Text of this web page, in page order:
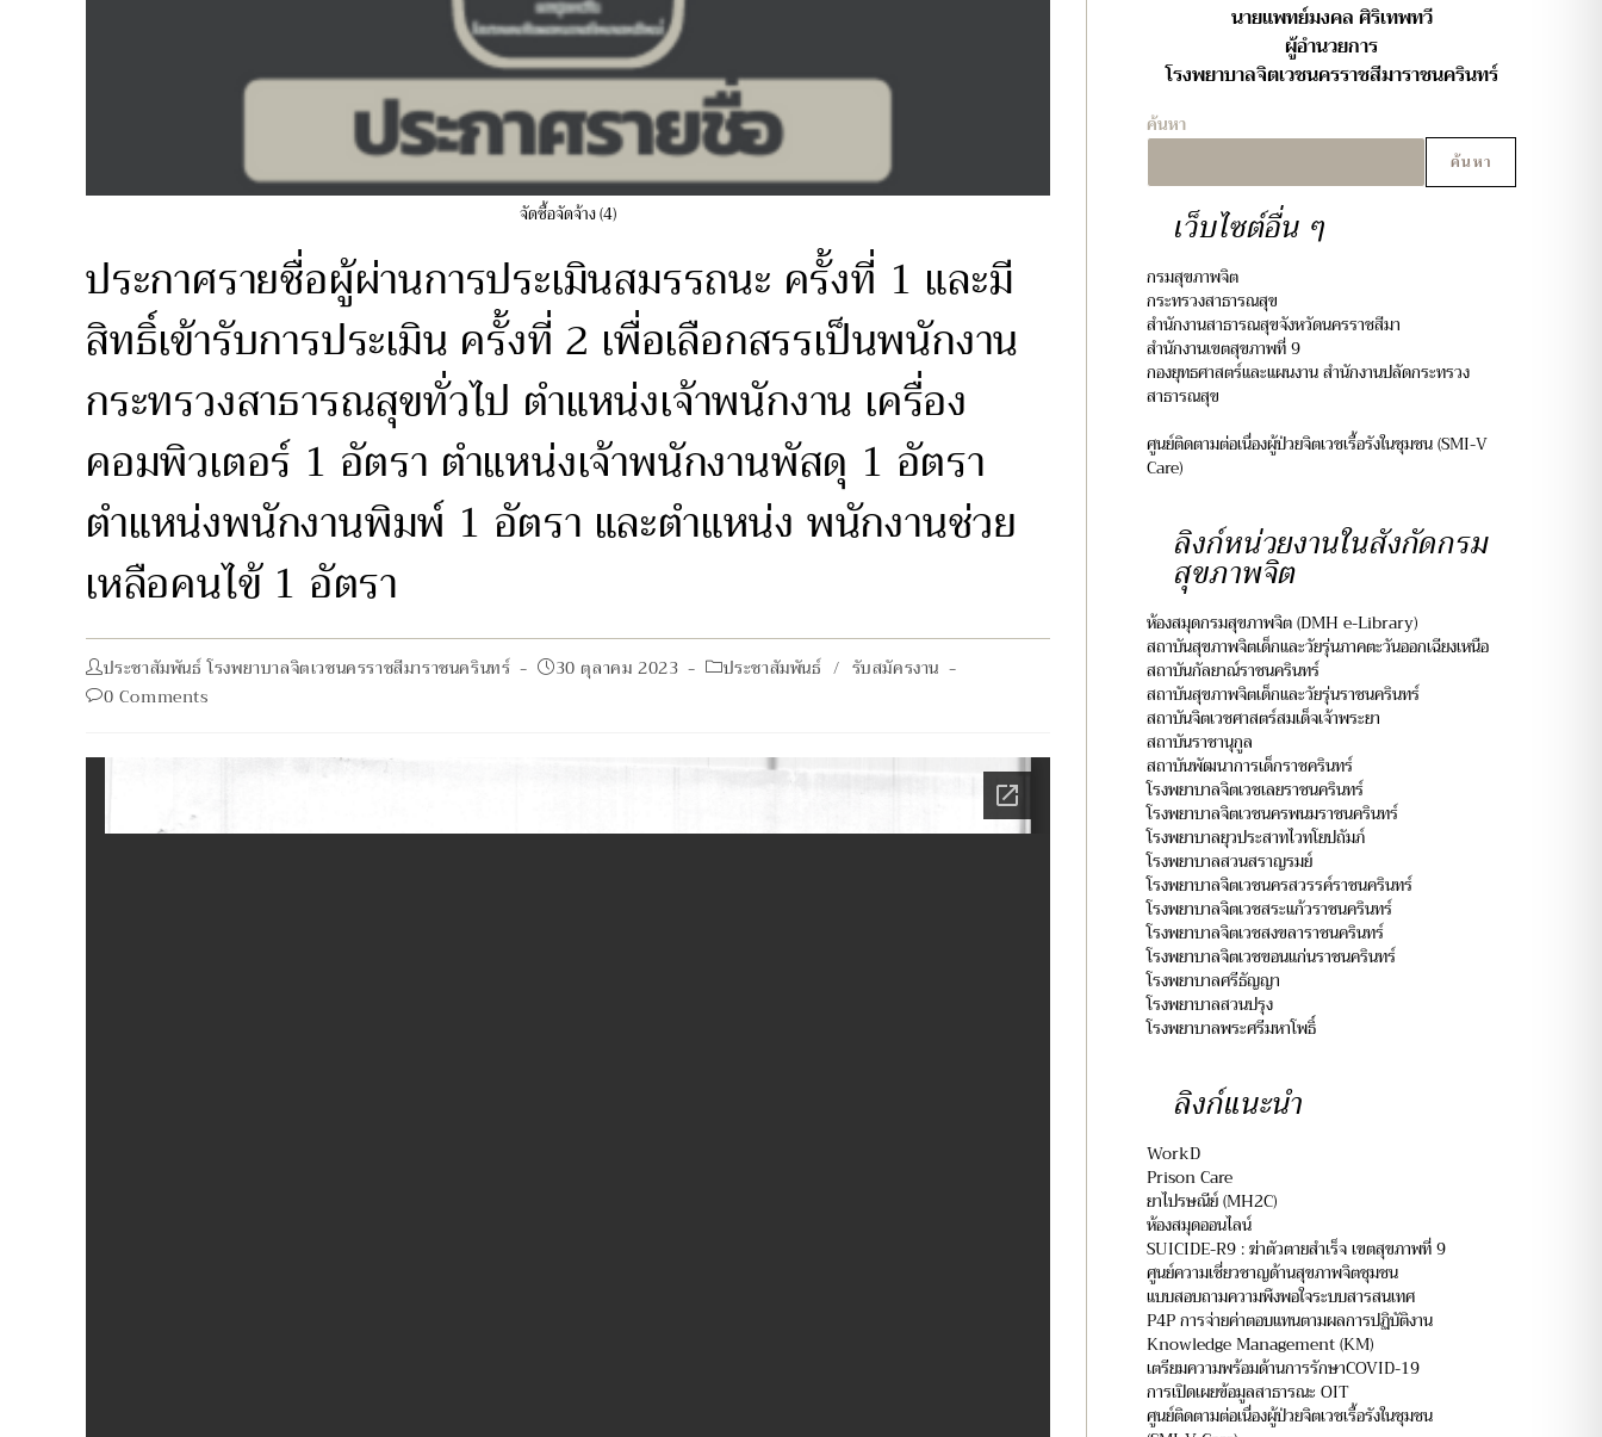
จัดซื้อจัดจ้าง (4)
ประกาศรายชื่อผู้ผ่านการประเมินสมรรถนะ ครั้งที่ 1 และมี
สิทธิ์เข้ารับการประเมิน ครั้งที่ 2 เพื่อเลือกสรรเป็นพนักงาน
กระทรวงสาธารณสุขทั่วไป ตำแหน่งเจ้าพนักงาน เครื่อง
คอมพิวเตอร์ 1 อัตรา ตำแหน่งเจ้าพนักงานพัสดุ 1 อัตรา
ตำแหน่งพนักงานพิมพ์ 1 อัตรา และตำแหน่ง พนักงานช่วย
เหลือคนไข้ 1 อัตรา
Post
author:
ประชาสัมพันธ์ โรงพยาบาลจิตเวชนครราชสีมาราชนครินทร์ Post
published:
30 ตุลาคม 2023 Postประชาสัมพันธ์ / รับสมัครงาน
Post0 Comments
นายแพทย์มงคล ศิริเทพทวี
ผู้อำนวยการ
โรงพยาบาลจิตเวชนครราชสีมาราชนครินทร์
ค้นหา
ค้นหา
เว็บไซต์อื่น ๆ
กรมสุขภาพจิต
กระทรวงสาธารณสุข
สำนักงานสาธารณสุขจังหวัดนครราชสีมา
สำนักงานเขตสุขภาพที่ 9
กองยุทธศาสตร์และแผนงาน สำนักงานปลัดกระทรวง
สาธารณสุข
ศูนย์ติดตามต่อเนื่องผู้ป่วยจิตเวชเรื้อรังในชุมชน (SMI-V
Care)
ลิงก์หน่วยงานในสังกัดกรม
สุขภาพจิต
ห้องสมุดกรมสุขภาพจิต (DMH e-Library)
สถาบันสุขภาพจิตเด็กและวัยรุ่นภาคตะวันออกเฉียงเหนือ
สถาบันกัลยาณ์ราชนครินทร์
สถาบันสุขภาพจิตเด็กและวัยรุ่นราชนครินทร์
สถาบันจิตเวชศาสตร์สมเด็จเจ้าพระยา
สถาบันราชานุกูล
สถาบันพัฒนาการเด็กราชครินทร์
โรงพยาบาลจิตเวชเลยราชนครินทร์
โรงพยาบาลจิตเวชนครพนมราชนครินทร์
โรงพยาบาลยุวประสาทไวทโยปถัมภ์
โรงพยาบาลสวนสราญรมย์
โรงพยาบาลจิตเวชนครสวรรค์ราชนครินทร์
โรงพยาบาลจิตเวชสระแก้วราชนครินทร์
โรงพยาบาลจิตเวชสงขลาราชนครินทร์
โรงพยาบาลจิตเวชขอนแก่นราชนครินทร์
โรงพยาบาลศรีธัญญา
โรงพยาบาลสวนปรุง
โรงพยาบาลพระศรีมหาโพธิ์
ลิงก์แนะนำ
WorkD
Prison Care
ยาไปรษณีย์ (MH2C)
ห้องสมุดออนไลน์
SUICIDE-R9 : ฆ่าตัวตายสำเร็จ เขตสุขภาพที่ 9
ศูนย์ความเชี่ยวชาญด้านสุขภาพจิตชุมชน
แบบสอบถามความพึงพอใจระบบสารสนเทศ
P4P การจ่ายค่าตอบแทนตามผลการปฏิบัติงาน
Knowledge Management (KM)
เตรียมความพร้อมด้านการรักษาCOVID-19
การเปิดเผยข้อมูลสาธารณะ OIT
ศูนย์ติดตามต่อเนื่องผู้ป่วยจิตเวชเรื้อรังในชุมชน